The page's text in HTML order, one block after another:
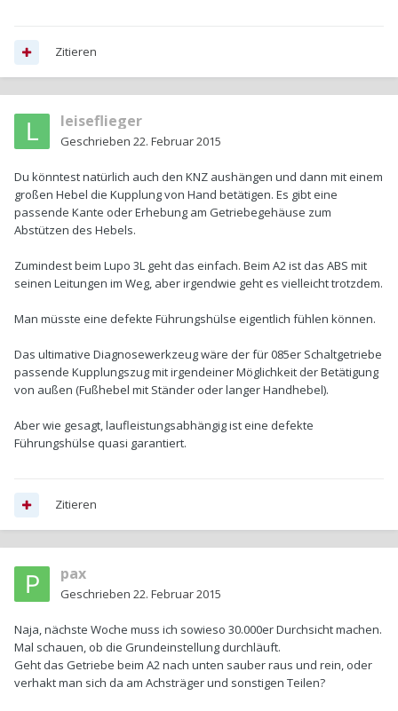
Zitieren
leiseflieger
Geschrieben 22. Februar 2015
Du könntest natürlich auch den KNZ aushängen und dann mit einem
großen Hebel die Kupplung von Hand betätigen. Es gibt eine
passende Kante oder Erhebung am Getriebegehäuse zum
Abstützen des Hebels.
Zumindest beim Lupo 3L geht das einfach. Beim A2 ist das ABS mit
seinen Leitungen im Weg, aber irgendwie geht es vielleicht trotzdem.
Man müsste eine defekte Führungshülse eigentlich fühlen können.
Das ultimative Diagnosewerkzeug wäre der für 085er Schaltgetriebe
passende Kupplungszug mit irgendeiner Möglichkeit der Betätigung
von außen (Fußhebel mit Ständer oder langer Handhebel).
Aber wie gesagt, laufleistungsabhängig ist eine defekte
Führungshülse quasi garantiert.
Zitieren
pax
Geschrieben 22. Februar 2015
Naja, nächste Woche muss ich sowieso 30.000er Durchsicht machen.
Mal schauen, ob die Grundeinstellung durchläuft.
Geht das Getriebe beim A2 nach unten sauber raus und rein, oder
verhakt man sich da am Achsträger und sonstigen Teilen?